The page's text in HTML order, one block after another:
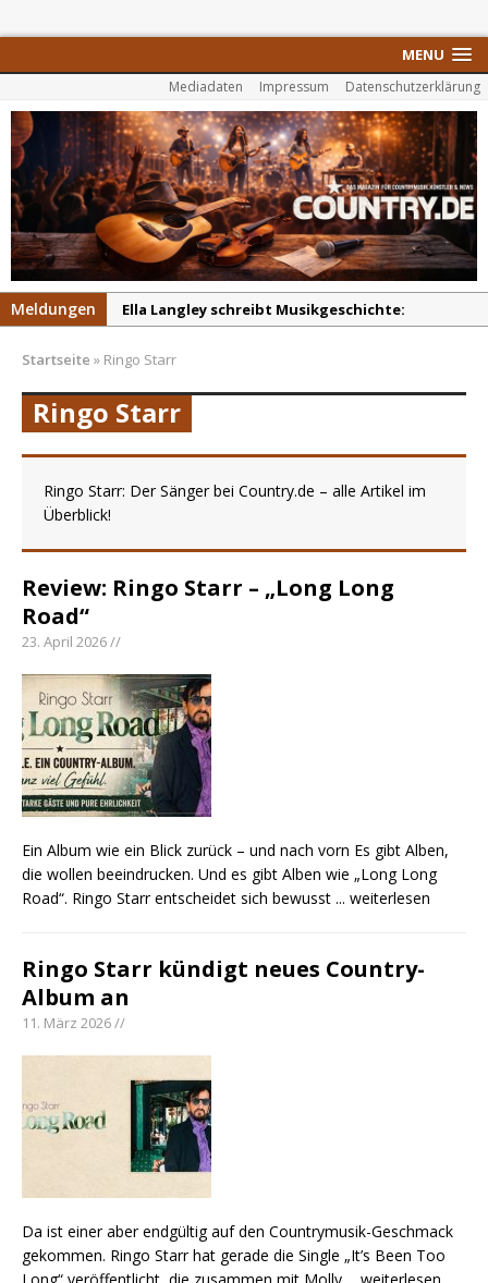
MENU
Mediadaten Impressum Datenschutzerklärung
Meldungen
Ella Langley schreibt Musikgeschichte:
aller Zeiten
pez veröffentlicht neue Single „Late Night
Talks“ – eine Hymne auf unvergessliche
Sommernächte
Randy Travis veröffentlicht mit „I Don’t Care“
Danke für Euer Vertrauen: Country.de erreicht
täglich rund 10.000 Leser
Carly Pearce hinterfragt den ständigen
Vergleich mit anderen
Startseite » Ringo Starr
Ringo Starr
Ringo Starr: Der Sänger bei Country.de – alle Artikel im
Überblick!
Review: Ringo Starr – „Long Long
Road“
23. April 2026 //
Ein Album wie ein Blick zurück – und nach vorn Es gibt Alben,
die wollen beeindrucken. Und es gibt Alben wie „Long Long
Road“. Ringo Starr entscheidet sich bewusst ... weiterlesen
Ringo Starr kündigt neues Country-
Album an
11. März 2026 //
Da ist einer aber endgültig auf den Countrymusik-Geschmack
gekommen. Ringo Starr hat gerade die Single „It’s Been Too
Long“ veröffentlicht, die zusammen mit Molly ... weiterlesen